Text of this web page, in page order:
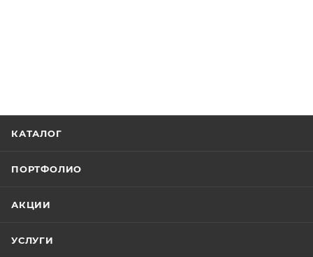
КАТАЛОГ
ПОРТФОЛИО
АКЦИИ
УСЛУГИ